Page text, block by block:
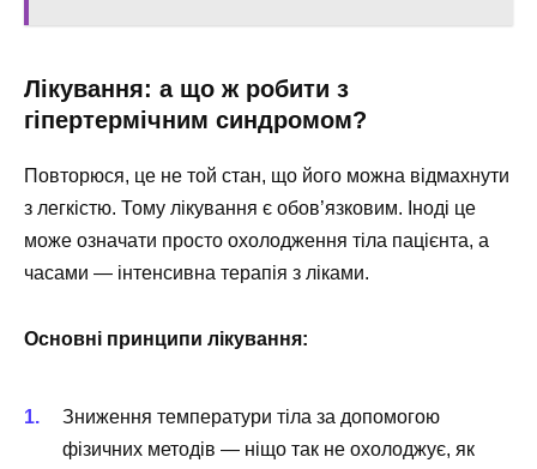
Лікування: а що ж робити з
гіпертермічним синдромом?
Повторюся, це не той стан, що його можна відмахнути
з легкістю. Тому лікування є обов’язковим. Іноді це
може означати просто охолодження тіла пацієнта, а
часами — інтенсивна терапія з ліками.
Основні принципи лікування:
Зниження температури тіла за допомогою
фізичних методів — ніщо так не охолоджує, як